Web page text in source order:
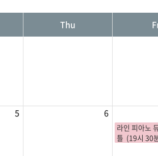
Thu
5 6
라인 피아노
틀 (19시 30